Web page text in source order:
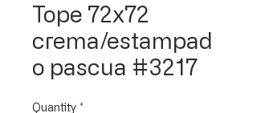
Tope 72x72
crema/estampad
o pascua #3217
Quantity *